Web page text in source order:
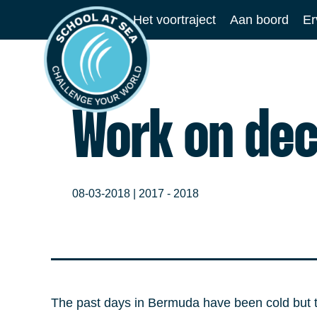
de
School
at
Sea
Het voortraject Aan boord
Work on
08-03-2018 | 2017 - 2018
The past days in Bermuda have been cold